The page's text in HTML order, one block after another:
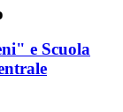
e Scuola